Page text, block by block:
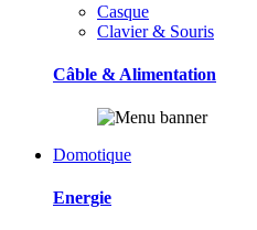
Casque
Clavier & Souris
Câble & Alimentation
Domotique
Energie